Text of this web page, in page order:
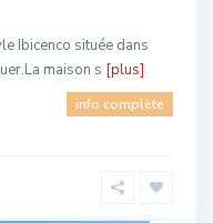
Ibicenco située dans
maison s [plus]
info complète